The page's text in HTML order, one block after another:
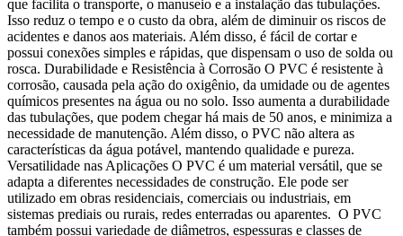
que facilita o transporte, o manuseio e a instalação das tubulações.
Isso reduz o tempo e o custo da obra, além de diminuir os riscos de
acidentes e danos aos materiais. Além disso, é fácil de cortar e
possui conexões simples e rápidas, que dispensam o uso de solda ou
rosca. Durabilidade e Resistência à Corrosão O PVC é resistente à
corrosão, causada pela ação do oxigênio, da umidade ou de agentes
químicos presentes na água ou no solo. Isso aumenta a durabilidade
das tubulações, que podem chegar há mais de 50 anos, e minimiza a
necessidade de manutenção. Além disso, o PVC não altera as
características da água potável, mantendo qualidade e pureza.
Versatilidade nas Aplicações O PVC é um material versátil, que se
adapta a diferentes necessidades de construção. Ele pode ser
utilizado em obras residenciais, comerciais ou industriais, em
sistemas prediais ou rurais, redes enterradas ou aparentes. O PVC
também possui variedade de diâmetros, espessuras e classes de